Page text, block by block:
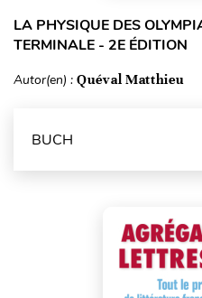
LA PHYSIQUE DES
TERMINALE - 2E ÉDITION
Autor(en) : Quéval Matthieu
BUCH